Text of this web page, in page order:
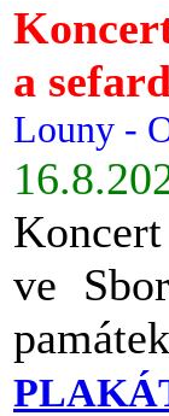
a
Louny -
ve